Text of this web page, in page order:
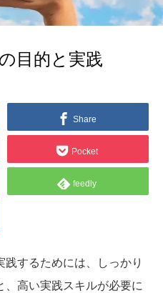
目的と実践
Share
Pocket
feedly
するためには、しっかり
、高い実践スキルが必要に